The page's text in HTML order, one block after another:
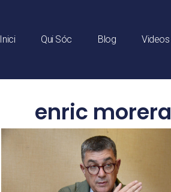
Inici Qui Sóc Blog Videos
enric morera